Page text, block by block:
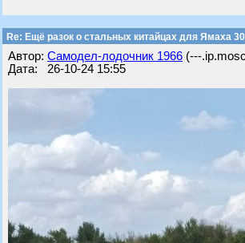
Re: Ещё разок о стальных китайцах для Ямаха
Автор: Самодел-лодочник 1966 (---
Дата: 26-10-24 15:55